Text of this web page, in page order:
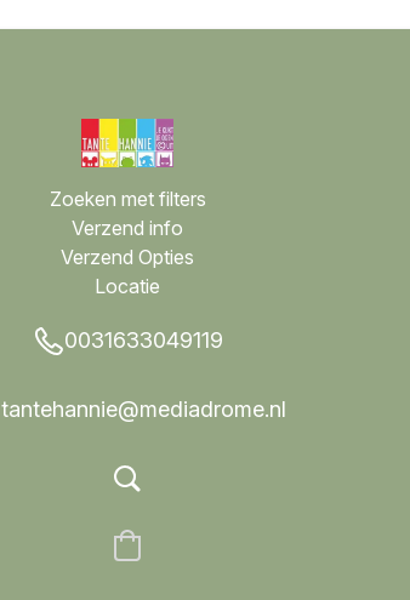
Zoeken met filters
Verzend info
Verzend Opties
Locatie
0031633049119
tantehannie@mediadrome.nl